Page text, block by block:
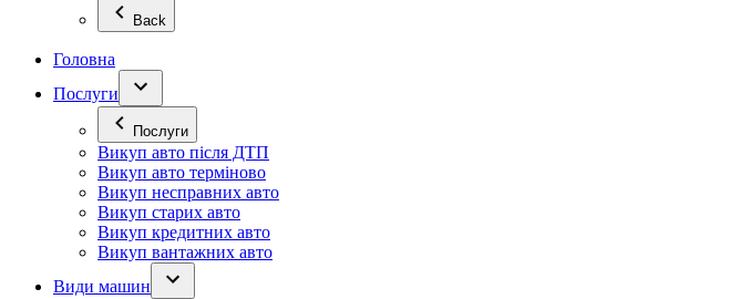
Back
Головна
Послуги
Послуги
Викуп авто після ДТП
Викуп авто терміново
Викуп несправних авто
Викуп старих авто
Викуп кредитних авто
Викуп вантажних авто
Види машин